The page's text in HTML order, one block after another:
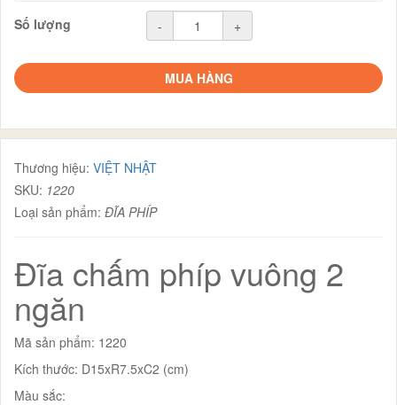
Số lượng - +
MUA HÀNG
Thương hiệu: VIỆT NHẬT
SKU: 1220
Loại sản phẩm: ĐĨA PHÍP
Đĩa chấm phíp vuông 2
ngăn
Mã sản phẩm: 1220
Kích thước: D15xR7.5xC2 (cm)
Màu sắc: